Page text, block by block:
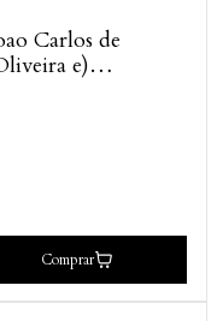
Carlos de
e)
DUQUE DE
Comprar